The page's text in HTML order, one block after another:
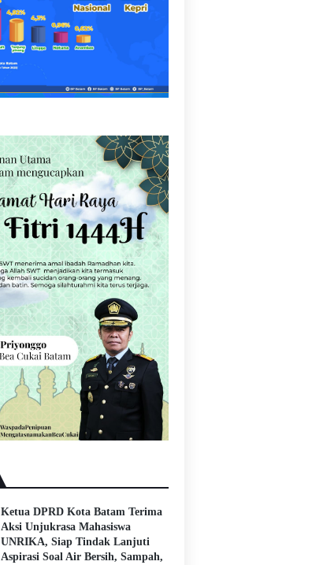
Ketua DPRD Kota Batam Terima
Aksi Unjukrasa Mahasiswa
UNRIKA, Siap Tindak Lanjuti
Aspirasi Soal Air Bersih, Sampah,